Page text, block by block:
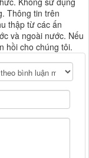
Thông tin trên
thập từ các ấn
và ngoài nước. Nếu
hồi cho chúng tôi.